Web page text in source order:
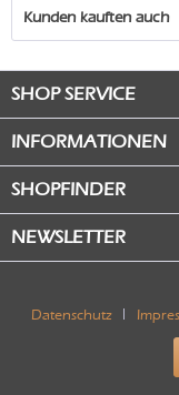
Kunden kauften auch
SHOP SERVICE
INFORMATIONEN
SHOPFINDER
NEWSLETTER
Datenschutz